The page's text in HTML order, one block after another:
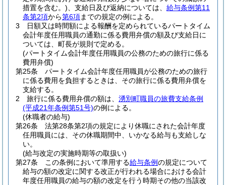
措置を含む。) 、支給日及び返納については、 給与条例第11
条第2項から第6項までの規定の例による。
3
日額又は時間額による報酬を定められているパートタイム
会計年度任用職員の通勤に係る費用弁償の額及び支給日に
ついては、町長が規則で定める。
(パートタイム会計年度任用職員の公務のための旅行に係る
費用弁償)
第25条
パートタイム会計年度任用職員が公務のための旅行
に係る費用を負担するときは、その旅行に係る費用弁償を
支給する。
2
旅行に係る費用弁償の額は、 湧別町職員の旅費支給条例
(平成21年条例第51号)の例による。
(休職者の給与)
第26条
法第28条第2項の規定により休職にされた会計年度
任用職員には、その休職期間中、いかなる給与も支給しな
い。
(給与改定の実施時期等の取扱い)
第27条
この条例において準用する給与条例の規定について
給与の額の改定に関する改正が行われる場合における会計
年度任用職員の給与の額の改定を行う時期その他の当該改